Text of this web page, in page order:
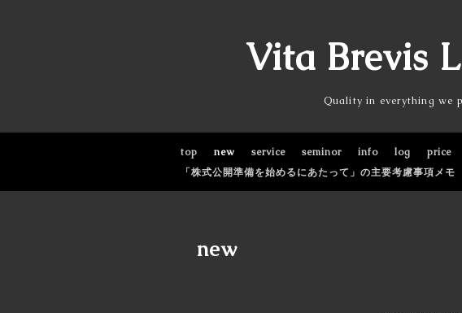
Vita Brevis
Quality in everything we
top new service seminor info log price
「株式公開準備を始めるにあたって」の主要考慮事項メモ
new